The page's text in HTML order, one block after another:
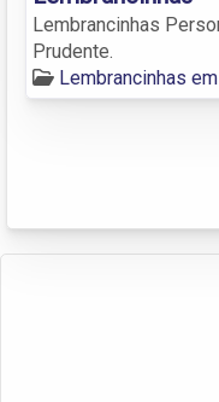
Lembrancinhas
Prudente.
Lembrancinhas